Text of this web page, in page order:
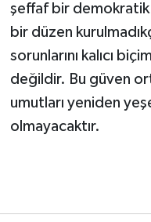
şeffaf bir demokratik
bir düzen
sorunlarını kalıcı
değildir. Bu güven
umutları yeniden
olmayacaktır.